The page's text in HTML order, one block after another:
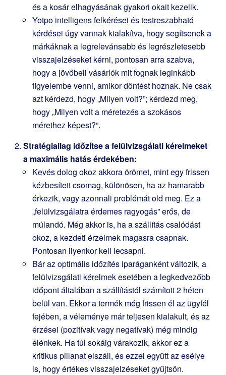
és a kosár elhagyásának gyakori okait kezelik.
Yotpo intelligens felkérései és testreszabható
kérdései úgy vannak kialakítva, hogy segítsenek a
márkáknak a legrelevánsabb és legrészletesebb
visszajelzéseket kérni, pontosan arra szabva,
hogy a jövőbeli vásárlók mit fognak leginkább
figyelembe venni, amikor döntést hoznak. Ne csak
azt kérdezd, hogy „Milyen volt?”; kérdezd meg,
hogy „Milyen volt a méretezés a szokásos
mérethez képest?”.
Stratégiailag időzítse a felülvizsgálati kérelmeket
a maximális hatás érdekében:
Kevés dolog okoz akkora örömet, mint egy frissen
kézbesített csomag, különösen, ha az hamarabb
érkezik, vagy azonnali problémát old meg. Ez a
„felülvizsgálatra érdemes ragyogás” erős, de
múlandó. Még akkor is, ha a szállítás csalódást
okoz, a kezdeti érzelmek magasra csapnak.
Pontosan ilyenkor kell lecsapni.
Bár az optimális időzítés iparáganként változik, a
felülvizsgálati kérelmek esetében a legkedvezőbb
időpont általában a szállítástól számított 2 héten
belül van. Ekkor a termék még frissen él az ügyfél
fejében, a véleménye már teljesen kialakult, és az
érzései (pozitívak vagy negatívak) még mindig
élénkek. Ha túl sokáig várakozik, akkor ez a
kritikus pillanat elszáll, és ezzel együtt az esélye
is, hogy értékes visszajelzéseket gyűjtsön.